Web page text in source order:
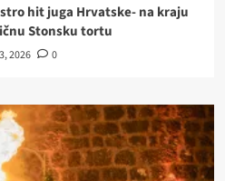
hit juga Hrvatske- na kraju
Stonsku tortu
2026 0